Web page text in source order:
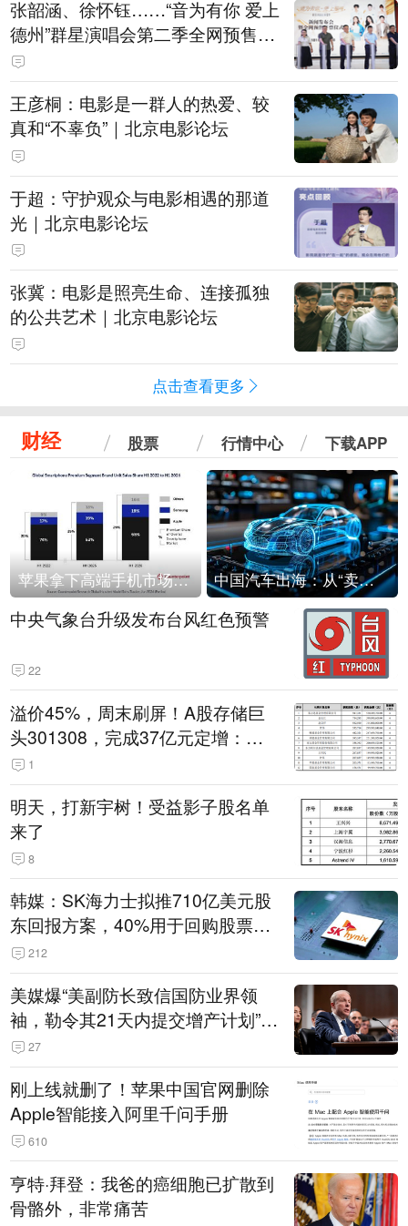
张韶涵、徐怀钰……“音为有你 爱上
德州”群星演唱会第二季全网预售开
票
王彦桐：电影是一群人的热爱、较
真和“不辜负”｜北京电影论坛
于超：守护观众与电影相遇的那道
光｜北京电影论坛
张冀：电影是照亮生命、连接孤独
的公共艺术｜北京电影论坛
点击查看更多
财经 股票 行情中心 下载APP
苹果拿下高端手机市场65%的份额：iPhone 17系列功不可没 中国汽车出海：从“卖出去”到“走进去”
中央气象台升级发布台风红色预警
22
溢价45%，周末刷屏！A股存储巨
头301308，完成37亿元定增：现
价386.6元，定增价560元
1
明天，打新宇树！受益影子股名单
来了
8
韩媒：SK海力士拟推710亿美元股
东回报方案，40%用于回购股票，
相当于美股发行规模
212
美媒爆“美副防长致信国防业界领
袖，勒令其21天内提交增产计划”，
五角大楼回应
27
刚上线就删了！苹果中国官网删除
Apple智能接入阿里千问手册
610
亨特·拜登：我爸的癌细胞已扩散到
骨骼外，非常痛苦